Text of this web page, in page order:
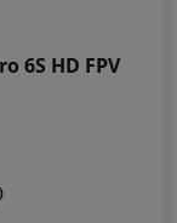
6S HD FPV